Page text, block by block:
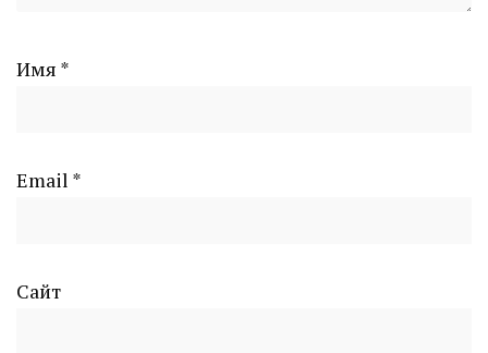
Имя *
Email *
Сайт